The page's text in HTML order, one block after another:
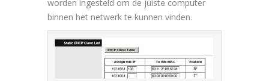
worden ingesteld om de juiste computer
binnen het netwerk te kunnen vinden.